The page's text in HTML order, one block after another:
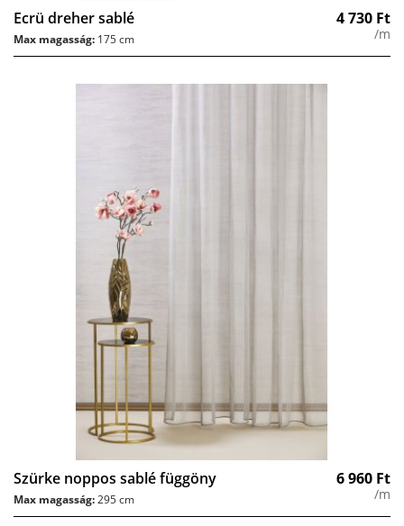
Ecrü dreher sablé 4 730 Ft
/m
Max magasság: 175 cm
Szürke noppos sablé függöny 6 960 Ft
/m
Max magasság:295 cm